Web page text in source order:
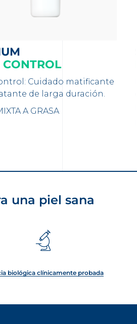
CONTROL
Cuidado matificante
de larga duración.
A GRASA
una piel sana
biológica clínicamente probada